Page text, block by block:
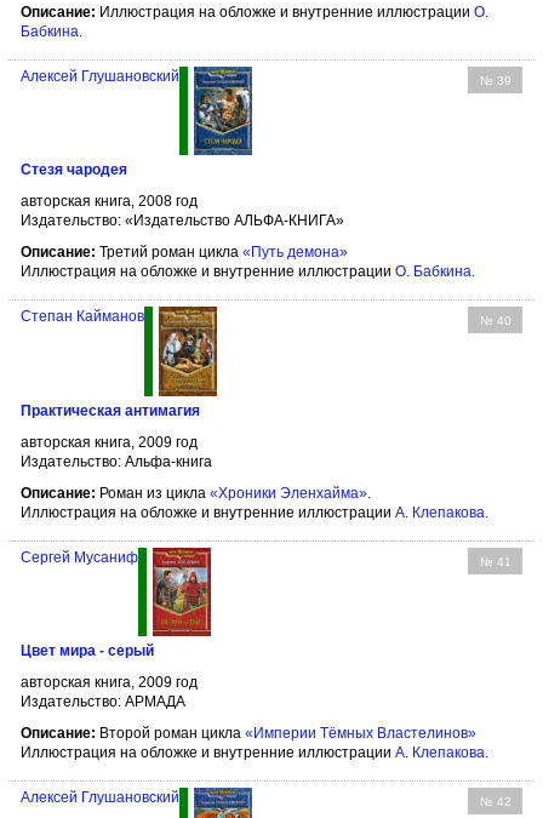
Описание: Иллюстрация на обложке и внутренние иллюстрации О.
Бабкина
№ 39
Алексей Глушановский
Стезя чародея
авторская книга, 2008 год
Издательство: «Издательство АЛЬФА-КНИГА»
Описание: Третий роман цикла «Путь демона»
Иллюстрация на обложке и внутренние иллюстрации О. Бабкина.
№ 40
Степан Кайманов
Практическая антимагия
авторская книга, 2009 год
Издательство: Альфа-книга
Описание: Роман из цикла «Хроники Эленхайма»
Иллюстрация на обложке и внутренние иллюстрации А. Клепакова
№ 41
Сергей Мусаниф
Цвет мира - серый
авторская книга, 2009 год
Издательство: АРМАДА
Описание: Второй роман цикла «Империи Тёмных Властелинов»
Иллюстрация на обложке и внутренние иллюстрации А. Клепакова
№ 42
Алексей Глушановский